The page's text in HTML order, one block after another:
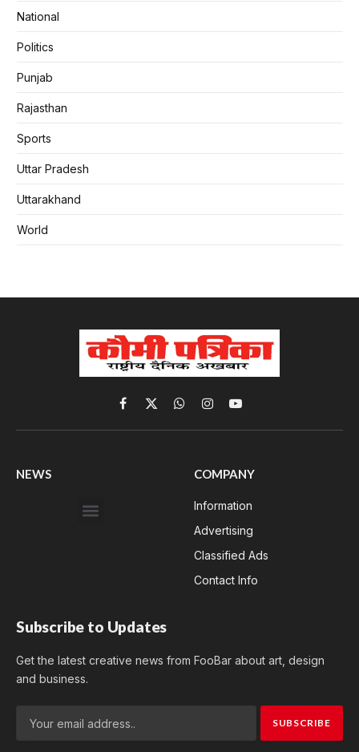
National
Politics
Punjab
Rajasthan
Sports
Uttar Pradesh
Uttarakhand
World
Facebook
X
(Twitter)
WhatsApp
InstagramYouTube
NEWS COMPANY
Information
Advertising
Classified Ads
Contact Info
Subscribe to Updates
Get the latest creative news from FooBar about art, design
and business.